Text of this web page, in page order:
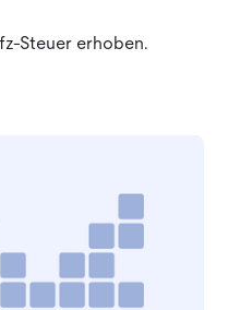
Steuer erhoben.